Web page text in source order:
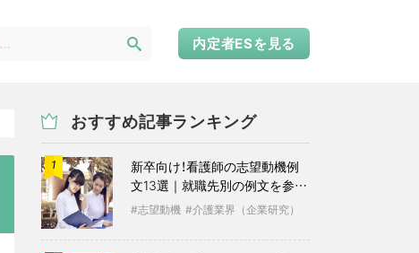
内定者ESを見る
おすすめ記事ランキング
1
新卒向け！看護師の志望動機例
文13選｜就職先別の例文を参考
に志望動機 介護業界（企業研究）